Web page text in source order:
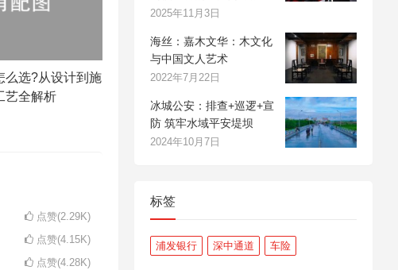
么选?从设计到施
艺全解析
点赞(2.29K)
点赞(4.15K)
点赞(4.28K)
2025年11月3日
海丝：嘉木文华：木文化
与中国文人艺术
2022年7月22日
冰城公安：排查+巡逻+宣
防 筑牢水域平安堤坝
2024年10月7日
标签
浦发银行 深中通道 车险